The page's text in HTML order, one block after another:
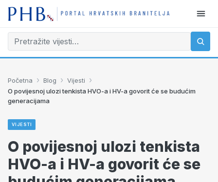
Početna › Blog › Vijesti ›
O povijesnoj ulozi tenkista HVO-a i HV-a govorit će se budućim
generacijama
VIJESTI
O povijesnoj ulozi tenkista
HVO-a i HV-a govorit će se